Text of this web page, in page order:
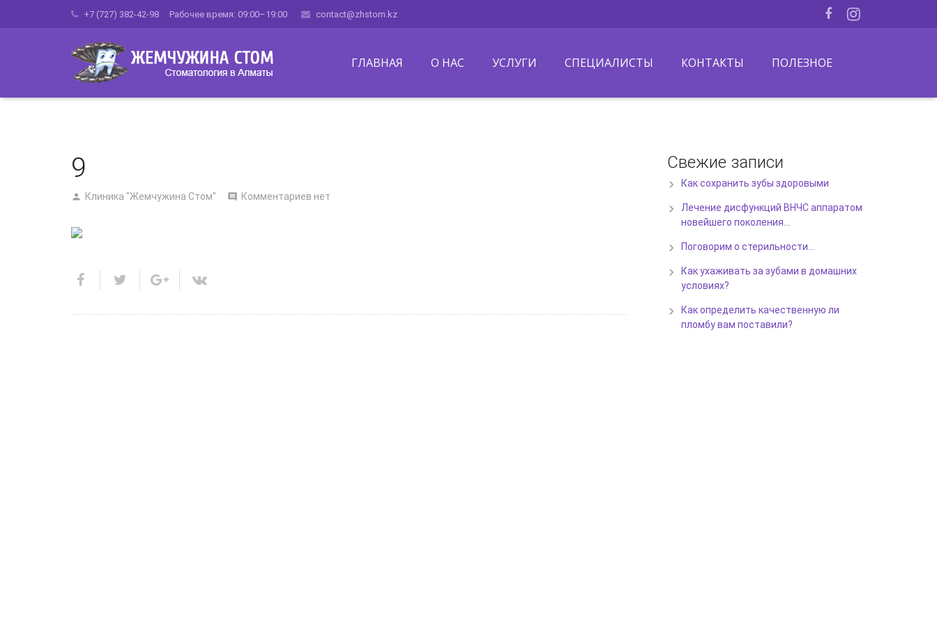
+7 (727) 382-42-98 Рабочее время: 09:00–19:00 contact@zhstom.kz
ГЛАВНАЯ О НАС УСЛУГИ СПЕЦИАЛИСТЫ КОНТАКТЫ ПОЛЕЗНОЕ
9
Клиника "Жемчужина Стом" Комментариев нет
Свежие записи
Как сохранить зубы здоровыми
Лечение дисфункций ВНЧС аппаратом
новейшего поколения…
Поговорим о стерильности…
Как ухаживать за зубами в домашних
условиях?
Как определить качественную ли
пломбу вам поставили?